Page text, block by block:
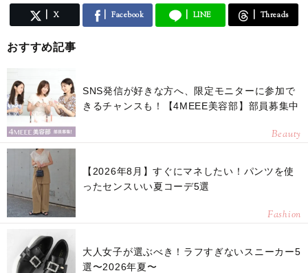
X Facebook LINE Threads
おすすめ記事
SNS発信が好きな方へ、限定モニターに参加で
きるチャンスも！【4MEEE美容部】部員募集中
Beauty
【2026年8月】すぐにマネしたい！パンツを使
ったセンスいい夏コーデ5選
Fashion
大人女子が選ぶべき！ラフすぎないスニーカー5
選〜2026年夏〜